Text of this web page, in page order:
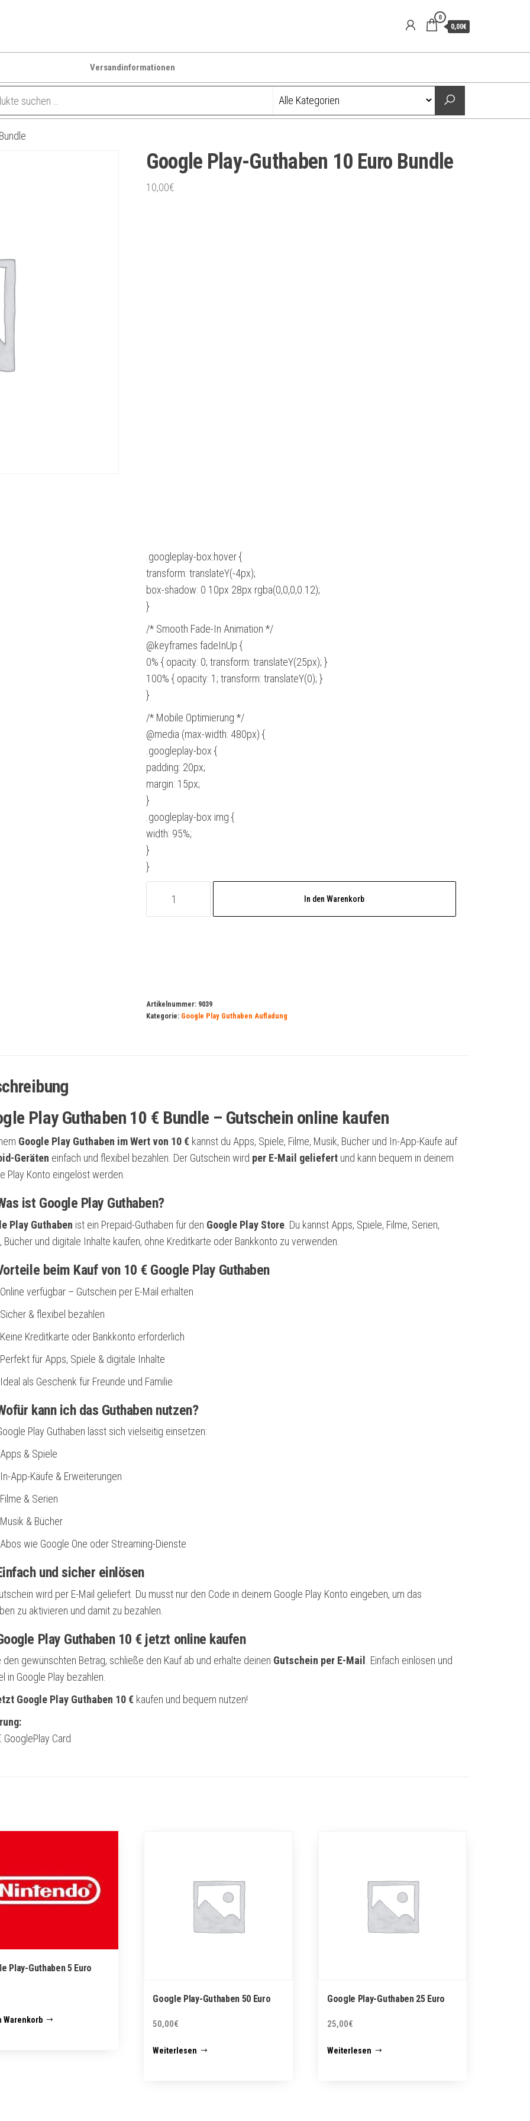
0
0,00€
Versandinformationen
Google Play-Guthaben 10 Euro Bundle
10,00€
.googleplay-box:hover {
transform: translateY(-4px);
box-shadow: 0 10px 28px rgba(0,0,0,0.12);
}
/* Smooth Fade-In Animation */
@keyframes fadeInUp {
0% { opacity: 0; transform: translateY(25px); }
100% { opacity: 1; transform: translateY(0); }
}
/* Mobile Optimierung */
@media (max-width: 480px) {
.googleplay-box {
padding: 20px;
margin: 15px;
}
.googleplay-box img {
width: 95%;
}
}
In den Warenkorb
Artikelnummer: 9039
Kategorie: Google Play Guthaben Aufladung
Play Guthaben 10 € Bundle – Gutschein online kaufen
Google Play Guthaben im Wert von 10 € kannst du Apps, Spiele, Filme, Musik, Bücher und In-App-Käufe auf
Geräten einfach und flexibel bezahlen. Der Gutschein wird per E-Mail geliefert und kann bequem in deinem
Play Konto eingelöst werden.
ist Google Play Guthaben?
Play Guthaben ist ein Prepaid-Guthaben für den Google Play Store . Du kannst Apps, Spiele, Filme, Serien,
Bücher und digitale Inhalte kaufen, ohne Kreditkarte oder Bankkonto zu verwenden.
beim Kauf von 10 € Google Play Guthaben
Online verfügbar – Gutschein per E-Mail erhalten
Sicher & flexibel bezahlen
Keine Kreditkarte oder Bankkonto erforderlich
Perfekt für Apps, Spiele & digitale Inhalte
Ideal als Geschenk für Freunde und Familie
kann ich das Guthaben nutzen?
Play Guthaben lässt sich vielseitig einsetzen:
Apps & Spiele
In-App-Käufe & Erweiterungen
Filme & Serien
Musik & Bücher
Abos wie Google One oder Streaming-Dienste
und sicher einlösen
wird per E-Mail geliefert. Du musst nur den Code in deinem Google Play Konto eingeben, um das
zu aktivieren und damit zu bezahlen.
Play Guthaben 10 € jetzt online kaufen
den gewünschten Betrag, schließe den Kauf ab und erhalte deinen Gutschein per E-Mail . Einfach einlösen und
in Google Play bezahlen.
Google Play Guthaben 10 € kaufen und bequem nutzen!
GooglePlay Card
Play-Guthaben 5 Euro
Warenkorb
Google Play-Guthaben 50 Euro
50,00€
Weiterlesen
Google Play-Guthaben 25 Euro
25,00€
Weiterlesen